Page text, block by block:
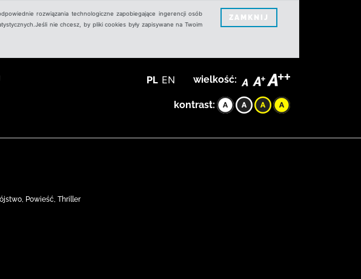
rozwiązania technologiczne zapobiegające ingerencji osób
nie chcesz, by pliki cookies były zapisywane na Twoim
ZAMKNIJ
PL EN wielkość:
kontrast:
Powieść, Thriller